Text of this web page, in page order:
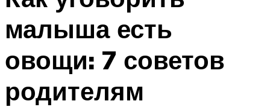
малыша есть
овощи: 7 советов
родителям